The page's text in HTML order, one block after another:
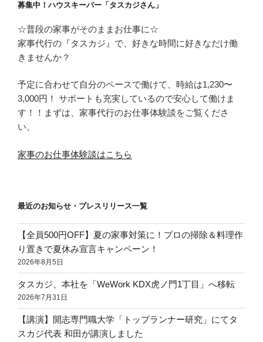
募集中！ハウスキーパー「タスカジさん」
☆普段の家事がそのままお仕事に☆
家事代行の『タスカジ』で、好きな時間に好きなだけ働
きませんか？
予定に合わせて自分のペースで働けて、時給は1,230〜
3,000円！ サポートも充実しているので安心して働けま
す！！まずは、家事代行のお仕事体験談をご覧くださ
い。
家事のお仕事体験談はこちら
最近のお知らせ・プレスリリース一覧
【全員500円OFF】夏の家事対策に！プロの掃除＆料理作
り置きで夏休み宣言キャンペーン！
2026年8月5日
タスカジ、本社を「WeWork KDX虎ノ門1丁目」へ移転
2026年7月31日
【講演】開志専門職大学「トップランナー研究」にてタ
スカジ代表 和田が講演しました